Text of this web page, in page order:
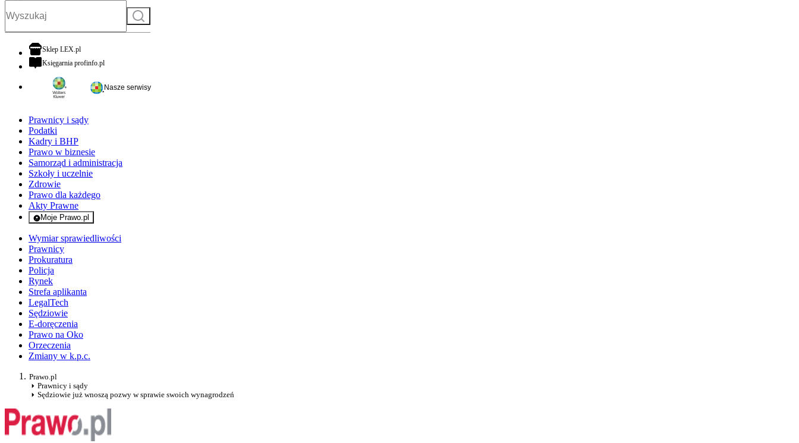
Szukaj
Sklep LEX.plotwiera się w nowej karcie
Księgarnia profinfo.plotwiera się w nowej karcie
Nasze serwisy
Prawnicy i sądy
Podatki
Kadry i BHP
Prawo w biznesie
Samorząd i administracja
Szkoły i uczelnie
Zdrowie
Prawo dla każdego
Akty Prawne
Moje Prawo.pl
- rejestracja i logowanie do serwisu
Wymiar sprawiedliwości
Prawnicy
Prokuratura
Policja
Rynek
Strefa aplikanta
LegalTech
Sędziowie
E-doręczenia
Prawo na Oko
Orzeczenia
Zmiany w k.p.c.
Prawo.pl
Prawnicy i sądy
Sędziowie już wnoszą pozwy w sprawie swoich wynagrodzeń